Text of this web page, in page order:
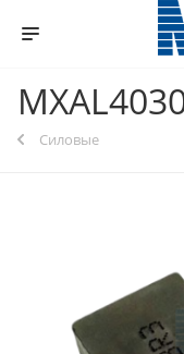
Силовые